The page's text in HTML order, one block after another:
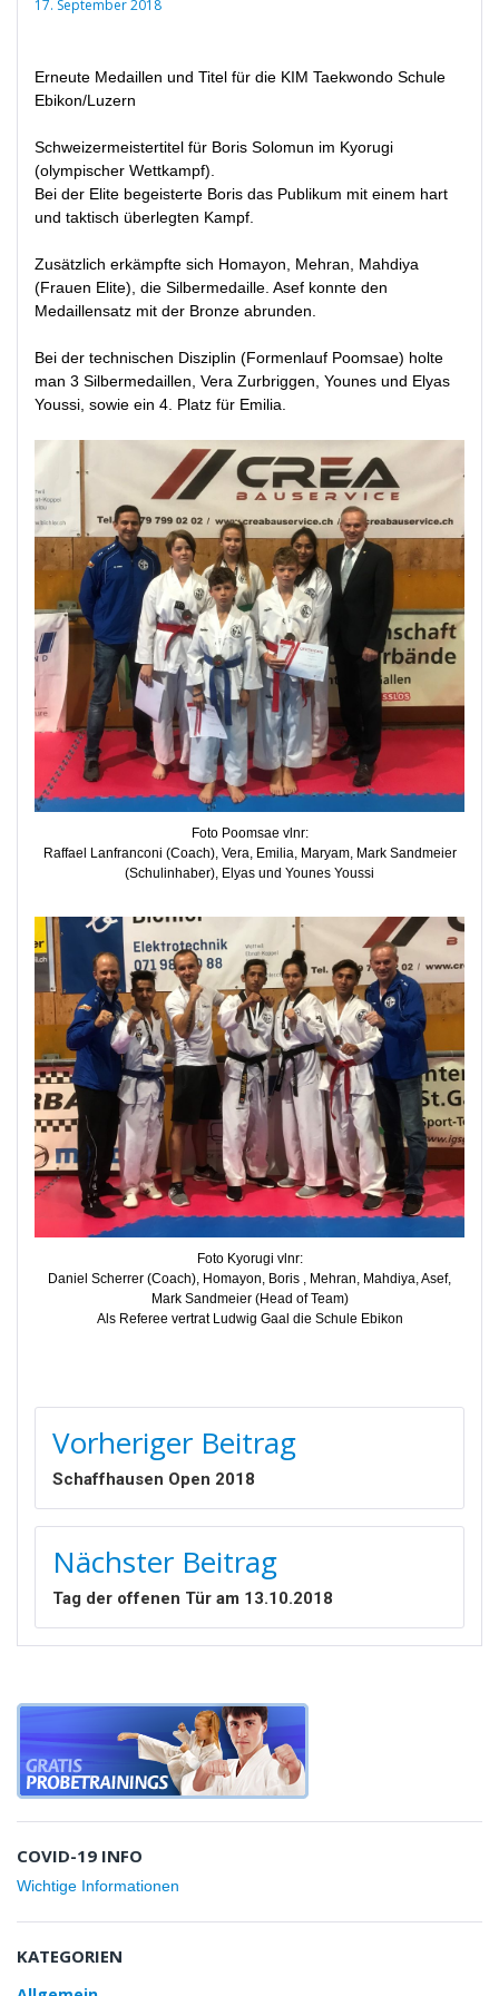
17. September 2018
Erneute Medaillen und Titel für die KIM Taekwondo Schule
Ebikon/Luzern
Schweizermeistertitel für Boris Solomun im Kyorugi
(olympischer Wettkampf).
Bei der Elite begeisterte Boris das Publikum mit einem hart
und taktisch überlegten Kampf.
Zusätzlich erkämpfte sich Homayon, Mehran, Mahdiya
(Frauen Elite), die Silbermedaille. Asef konnte den
Medaillensatz mit der Bronze abrunden.
Bei der technischen Disziplin (Formenlauf Poomsae) holte
man 3 Silbermedaillen, Vera Zurbriggen, Younes und Elyas
Youssi, sowie ein 4. Platz für Emilia.
Foto Poomsae vlnr:
Raffael Lanfranconi (Coach), Vera, Emilia, Maryam, Mark Sandmeier
(Schulinhaber), Elyas und Younes Youssi
Foto Kyorugi vlnr:
Daniel Scherrer (Coach), Homayon, Boris , Mehran, Mahdiya, Asef,
Mark Sandmeier (Head of Team)
Als Referee vertrat Ludwig Gaal die Schule Ebikon
Vorheriger Beitrag
Schaffhausen Open 2018
Nächster Beitrag
Tag der offenen Tür am 13.10.2018
COVID-19 INFO
Wichtige Informationen
KATEGORIEN